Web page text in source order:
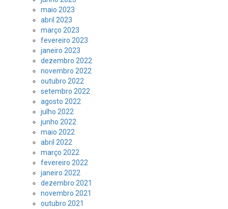
maio 2023
abril 2023
março 2023
fevereiro 2023
janeiro 2023
dezembro 2022
novembro 2022
outubro 2022
setembro 2022
agosto 2022
julho 2022
junho 2022
maio 2022
abril 2022
março 2022
fevereiro 2022
janeiro 2022
dezembro 2021
novembro 2021
outubro 2021